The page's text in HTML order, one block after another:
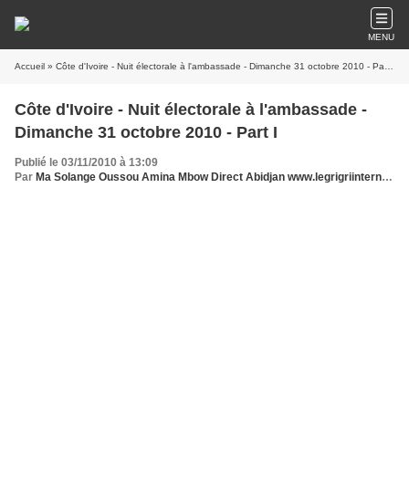
MENU
Accueil » Côte d'Ivoire - Nuit électorale à l'ambassade - Dimanche 31 octobre 2010 - Part I
Côte d'Ivoire - Nuit électorale à l'ambassade -
Dimanche 31 octobre 2010 - Part I
Publié le 03/11/2010 à 13:09
Par Ma Solange Oussou Amina Mbow Direct Abidjan www.legrigriinternational.com